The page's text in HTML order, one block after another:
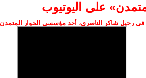
على اليوتيوب
في رحيل شاكر الناصري، أحد مؤسسي الحوار المتمدن